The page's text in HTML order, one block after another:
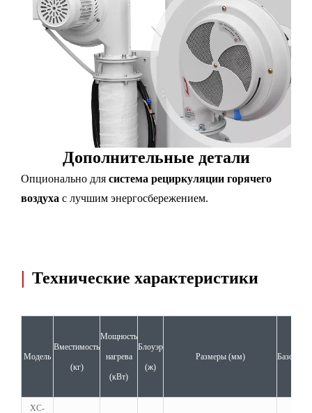
Дополнительные детали
Опционально для система рециркуляции горячего
воздуха с лучшим энергосбережением.
| Технические характеристики
Модель
Вместимость
(кг)
Мощность
нагрева
(кВт)
Блоуэр
(ж)
Размеры (мм) Базовый
XC-